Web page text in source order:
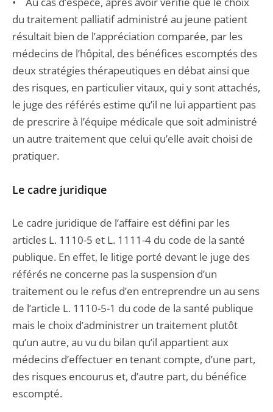
du traitement palliatif administré au jeune patient
résultait bien de l’appréciation comparée, par les
médecins de l’hôpital, des bénéfices escomptés des
deux stratégies thérapeutiques en débat ainsi que
des risques, en particulier vitaux, qui y sont attachés,
le juge des référés estime qu’il ne lui appartient pas
de prescrire à l’équipe médicale que soit administré
un autre traitement que celui qu’elle avait choisi de
pratiquer.
Le cadre juridique
Le cadre juridique de l’affaire est défini par les
articles L. 1110-5 et L. 1111-4 du code de la santé
publique. En effet, le litige porté devant le juge des
référés ne concerne pas la suspension d’un
traitement ou le refus d’en entreprendre un au sens
de l’article L. 1110-5-1 du code de la santé publique
mais le choix d’administrer un traitement plutôt
qu’un autre, au vu du bilan qu’il appartient aux
médecins d’effectuer en tenant compte, d’une part,
des risques encourus et, d’autre part, du bénéfice
escompté.